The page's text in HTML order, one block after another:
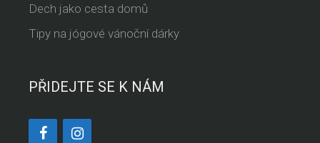
Dech jako cesta domů
Tipy na jógové vánoční dárky
PŘIDEJTE SE K NÁM